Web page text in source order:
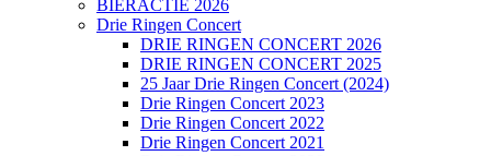
BIERACTIE 2026
Drie Ringen Concert
DRIE RINGEN CONCERT 2026
DRIE RINGEN CONCERT 2025
25 Jaar Drie Ringen Concert (2024)
Drie Ringen Concert 2023
Drie Ringen Concert 2022
Drie Ringen Concert 2021